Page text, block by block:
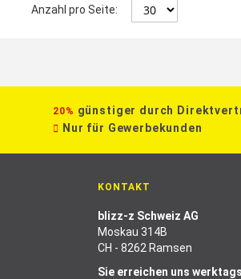
Anzahl pro Seite:
20% günstiger durch
Nur für Gewerbekunden
KONTAKT
blizz-z Schweiz AG
Moskau 314B
CH - 8262 Ramsen
Sie erreichen uns